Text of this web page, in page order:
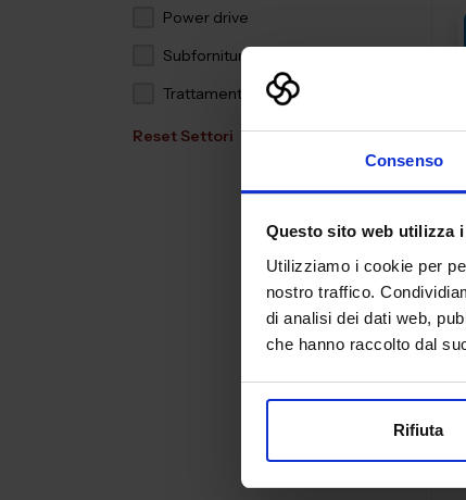
Consenso
Questo sito web utilizza
Utilizziamo i cookie per
nostro traffico.
di analisi dei dati web,
che hanno raccolto dal
Rifiuta
Power drive
Subfornitura meccanica
Trattamenti e finiture
Reset Settori